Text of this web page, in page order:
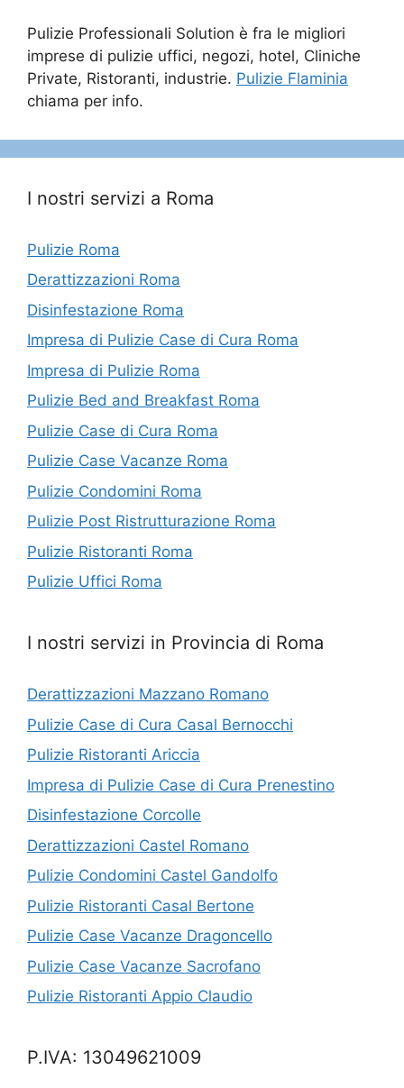
Pulizie Professionali Solution è fra le migliori
imprese di pulizie uffici, negozi, hotel, Cliniche
Private, Ristoranti, industrie. Pulizie Flaminia
chiama per info.
I nostri servizi a Roma
Pulizie Roma
Derattizzazioni Roma
Disinfestazione Roma
Impresa di Pulizie Case di Cura Roma
Impresa di Pulizie Roma
Pulizie Bed and Breakfast Roma
Pulizie Case di Cura Roma
Pulizie Case Vacanze Roma
Pulizie Condomini Roma
Pulizie Post Ristrutturazione Roma
Pulizie Ristoranti Roma
Pulizie Uffici Roma
I nostri servizi in Provincia di Roma
Derattizzazioni Mazzano Romano
Pulizie Case di Cura Casal Bernocchi
Pulizie Ristoranti Ariccia
Impresa di Pulizie Case di Cura Prenestino
Disinfestazione Corcolle
Derattizzazioni Castel Romano
Pulizie Condomini Castel Gandolfo
Pulizie Ristoranti Casal Bertone
Pulizie Case Vacanze Dragoncello
Pulizie Case Vacanze Sacrofano
Pulizie Ristoranti Appio Claudio
P.IVA: 13049621009